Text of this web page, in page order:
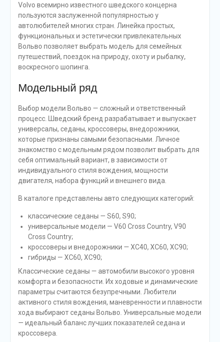
Volvo всемирно известного шведского концерна
пользуются заслуженной популярностью у
автолюбителей многих стран. Линейка простых,
функциональных и эстетически привлекательных
Вольво позволяет выбрать модель для семейных
путешествий, поездок на природу, охоту и рыбалку,
воскресного шопинга.
Модельный ряд
Выбор модели Вольво — сложный и ответственный
процесс. Шведский бренд разрабатывает и выпускает
универсалы, седаны, кроссоверы, внедорожники,
которые признаны самыми безопасными. Личное
знакомство с модельным рядом позволит выбрать для
себя оптимальный вариант, в зависимости от
индивидуального стиля вождения, мощности
двигателя, набора функций и внешнего вида.
В каталоге представлены авто следующих категорий:
классические седаны — S60, S90;
универсальные модели — V60 Cross Country, V90
Cross Country;
кроссоверы и внедорожники — XC40, XC60, XC90;
гибриды — XC60, XC90;
Классические седаны — автомобили высокого уровня
комфорта и безопасности. Их ходовые и динамические
параметры считаются безупречными. Любители
активного стиля вождения, маневренности и плавности
хода выбирают седаны Вольво. Универсальные модели
— идеальный баланс лучших показателей седана и
кроссовера.